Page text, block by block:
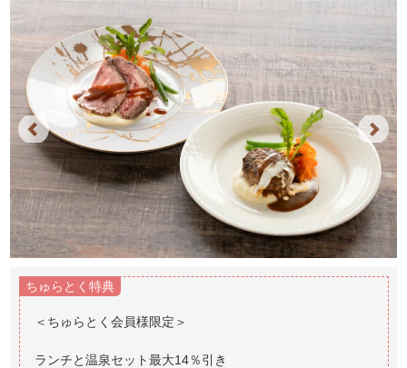
Previous Next
ちゅらとく特典
＜ちゅらとく会員様限定＞
ランチと温泉セット最大14％引き